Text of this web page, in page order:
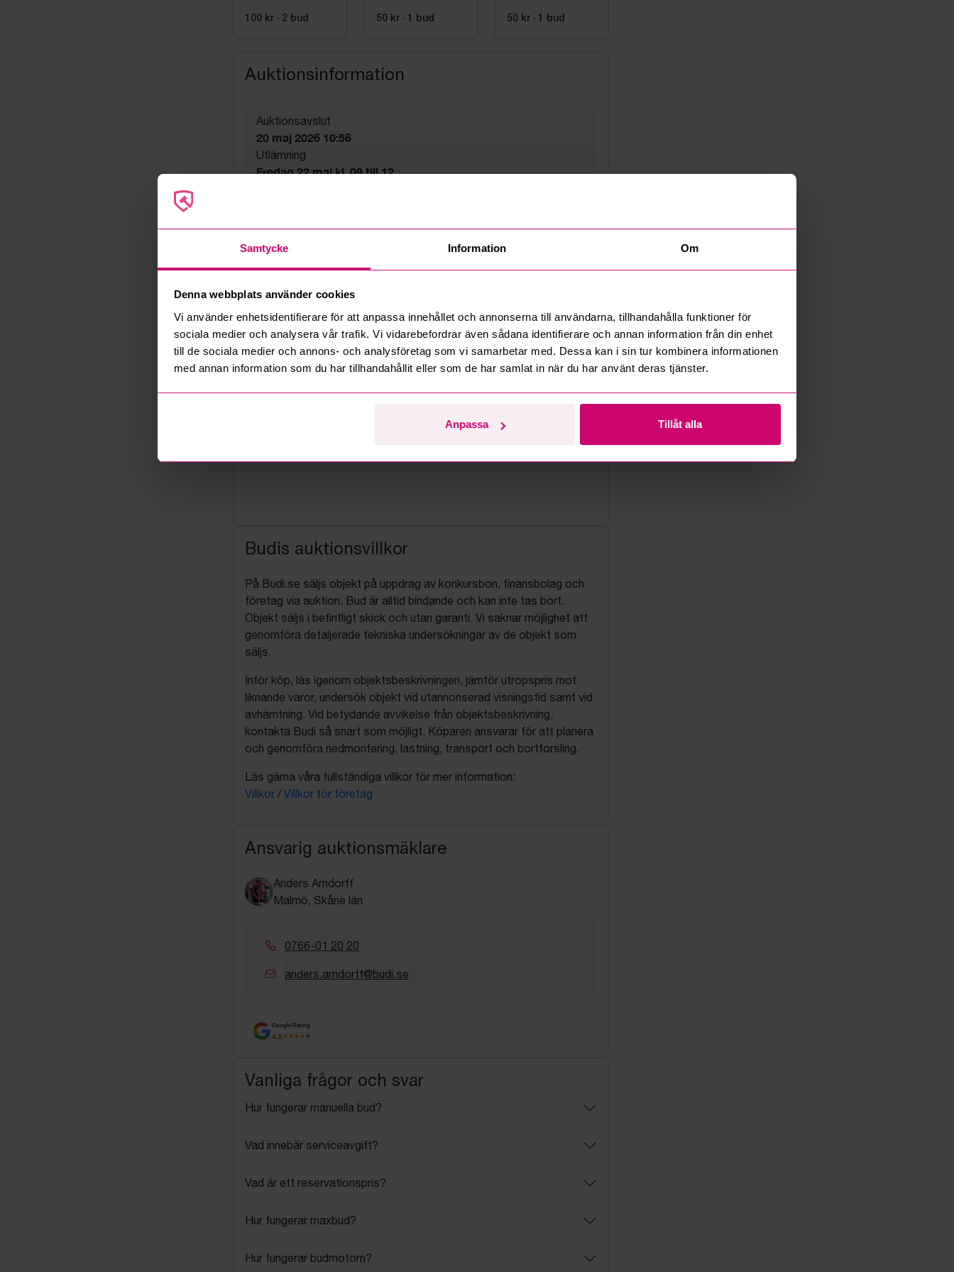
Samtycke Information Om
Denna webbplats använder cookies
Vi använder enhetsidentifierare för att anpassa innehållet och annonserna till användarna, tillhandahålla funktioner för
sociala medier och analysera vår trafik. Vi vidarebefordrar även sådana identifierare och annan information från din enhet
till de sociala medier och annons- och analysföretag som vi samarbetar med. Dessa kan i sin tur kombinera informationen
med annan information som du har tillhandahållit eller som de har samlat in när du har använt deras tjänster.
Anpassa Tillåt alla
100 kr · 2 bud 50 kr · 1 bud 50 kr · 1 bud
Auktionsinformation
Auktionsavslut
20 maj 2026 10:56
Utlämning
Fredag 22 maj kl. 09 till 12
Säljare
Företag
Budis auktionsvillkor
På Budi.se säljs objekt på uppdrag av konkursbon, finansbolag och
företag via auktion. Bud är alltid bindande och kan inte tas bort.
Objekt säljs i befintligt skick och utan garanti. Vi saknar möjlighet att
genomföra detaljerade tekniska undersökningar av de objekt som
säljs.
Inför köp, läs igenom objektsbeskrivningen, jämför utropspris mot
liknande varor, undersök objekt vid utannonserad visningstid samt vid
avhämtning. Vid betydande avvikelse från objektsbeskrivning,
kontakta Budi så snart som möjligt. Köparen ansvarar för att planera
och genomföra nedmontering, lastning, transport och bortforsling.
Läs gärna våra fullständiga villkor för mer information:
Villkor / Villkor för företag
Ansvarig auktionsmäklare
Anders Arndorff
Malmö, Skåne län
0766-01 20 20
anders.arndorff@budi.se
Google Rating
4.5
Vanliga frågor och svar
Hur fungerar manuella bud?
Vad innebär serviceavgift?
Vad är ett reservationspris?
Hur fungerar maxbud?
Hur fungerar budmotorn?